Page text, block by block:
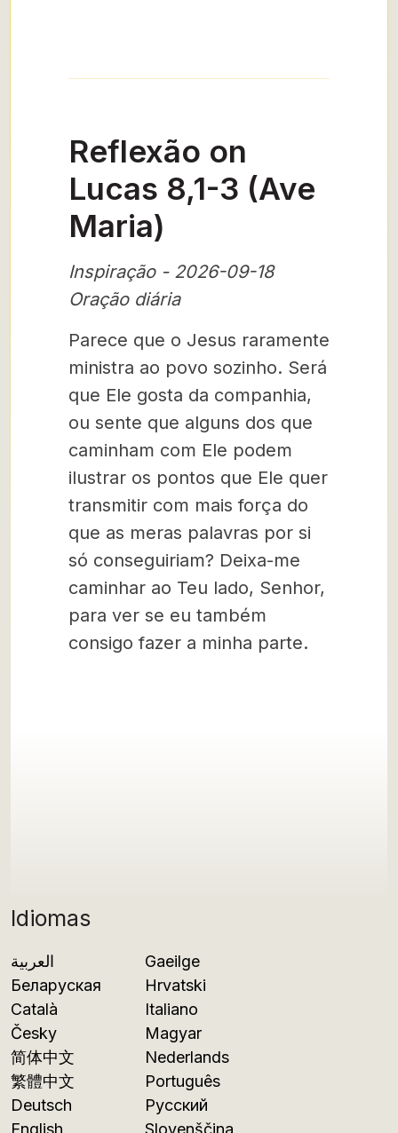
Idiomas
العربية
Беларуская
Català
Česky
简体中文
繁體中文
Deutsch
English
Gaeilge
Hrvatski
Italiano
Magyar
Nederlands
Português
Русский
Slovenščina
Reflexão on
Lucas 8,1-3 (Ave
Maria)
Inspiração - 2026-09-18
Oração diária
Parece que o Jesus raramente
ministra ao povo sozinho. Será
que Ele gosta da companhia,
ou sente que alguns dos que
caminham com Ele podem
ilustrar os pontos que Ele quer
transmitir com mais força do
que as meras palavras por si
só conseguiriam? Deixa-me
caminhar ao Teu lado, Senhor,
para ver se eu também
consigo fazer a minha parte.